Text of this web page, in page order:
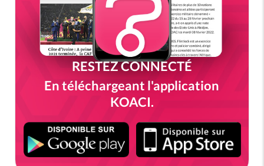
RESTEZ CONNECTÉ
En téléchargeant l'application
KOACI.